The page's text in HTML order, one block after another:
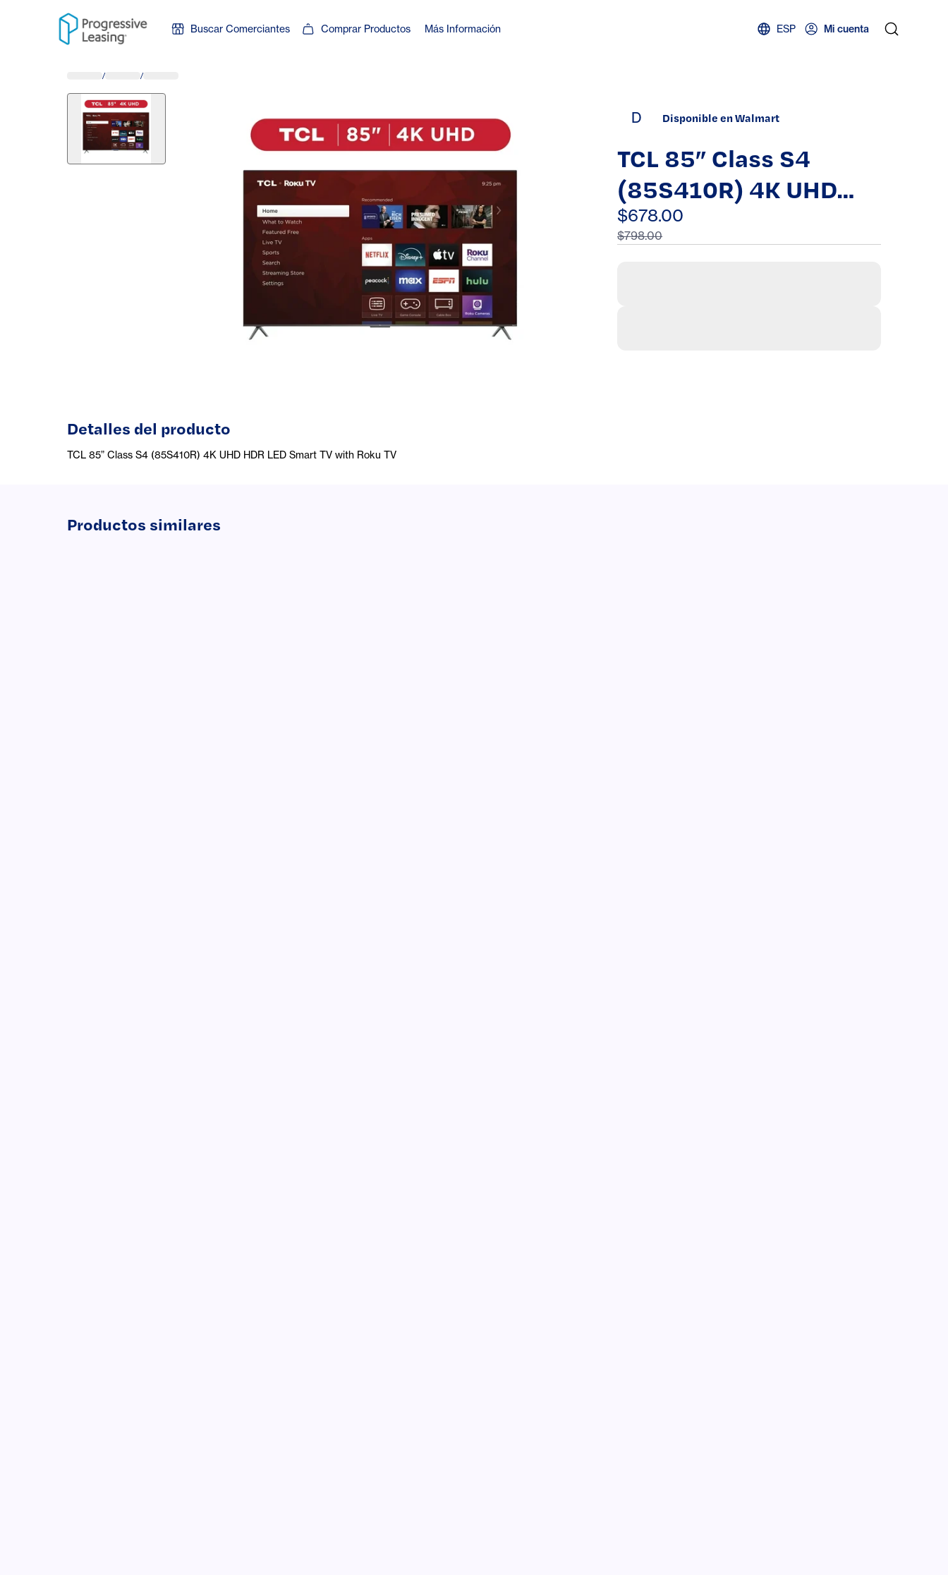
Skip to content
Buscar Comerciantes Comprar Productos Más Información ESP Mi cuenta
/ /
Detalles del producto
TCL 85” Class S4 (85S410R) 4K UHD HDR LED Smart TV with Roku TV
D Disponible en Walmart
TCL 85” Class S4
(85S410R) 4K UHD
HDR LED Smart TV
with Roku TV
$678.00
$798.00
Productos similares